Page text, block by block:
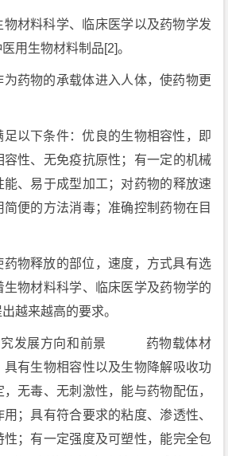
物材料科学、临床医学以及药物学发
用生物材料制品[2]。
药物的承载体进入人体，使药物更
足以下条件：优良的生物相容性，即
性、无免疫抗原性；有一定的机械
、易于成型加工；对药物的释放速
便的方法消毒；准确控制药物在目
药物释放的部位，速度，方式具有选
物材料科学、临床医学及药物学的
越来越高的要求。
究发展方向和前景 药物载体材
有生物相容性以及生物降解吸收功
无毒、无刺激性，能与药物配伍，
；具有符合要求的粘度、渗透性、
性；有一定强度及可塑性，能完全包